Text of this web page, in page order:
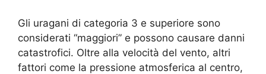
Gli uragani di categoria 3 e superiore sono
considerati “maggiori” e possono causare danni
catastrofici. Oltre alla velocità del vento, altri
fattori come la pressione atmosferica al centro,